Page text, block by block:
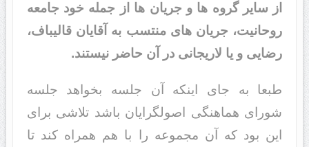
از سایر گروه ها و جریان ها از جمله خود جامعه
روحانیت، جریان های منتسب به آقایان قالیباف،
رضایی و یا لاریجانی در آن حاضر نیستند.
طبعا به جای اینکه آن جلسه بخواهد جلسه
شورای هماهنگی اصولگرایان باشد تلاشی برای
این بود که آن مجموعه را با هم همراه کند تا